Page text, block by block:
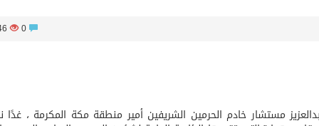
لمشروع بناء وإعادة تأهيل 13 مدرسة في محافظتي لحج والضالع
0
946
مستشار خادم الحرمين الشريفين أمير منطقة مكة المكرمة ، غدًا